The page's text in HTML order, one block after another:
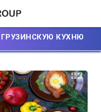
КУХНЮ